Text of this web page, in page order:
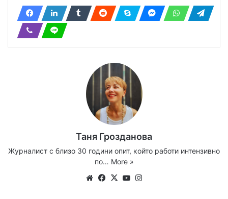
Таня Грозданова
Журналист с близо 30 години опит, който работи интензивно
по… More »
WebsiteFacebook
X YouTube